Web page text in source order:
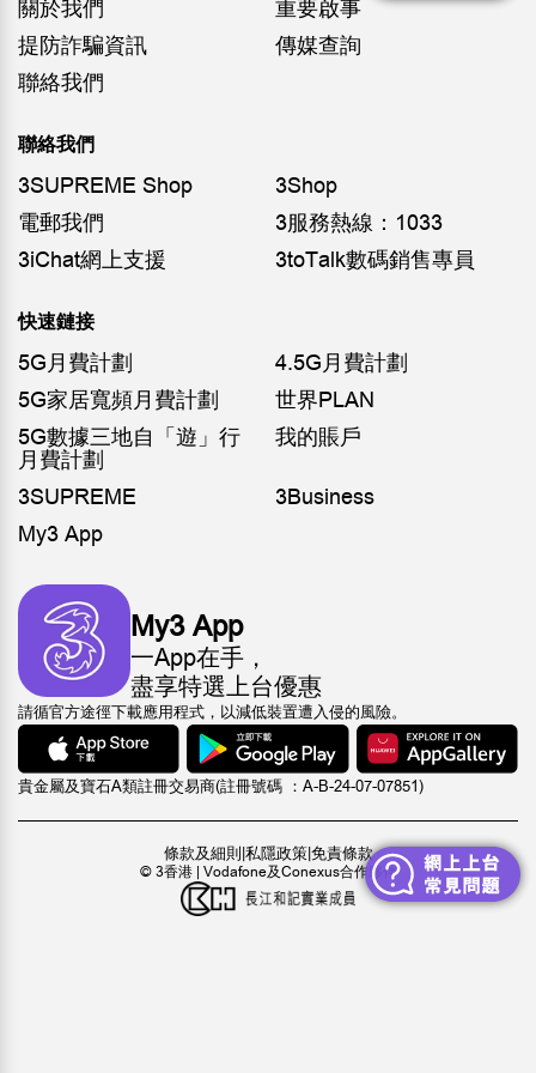
關於我們
重要啟事
提防詐騙資訊
傳媒查詢
聯絡我們
聯絡我們
3SUPREME Shop
3Shop
電郵我們
3服務熱線：1033
3iChat網上支援
3toTalk數碼銷售專員
快速鏈接
5G月費計劃
4.5G月費計劃
5G家居寬頻月費計劃
世界PLAN
5G數據三地自「遊」行
月費計劃
我的賬戶
3SUPREME
3Business
My3 App
My3 App
一App在手，
盡享特選上台優惠
請循官方途徑下載應用程式，以減低裝置遭入侵的風險。
貴金屬及寶石A類註冊交易商(註冊號碼 ：A-B-24-07-07851)
條款及細則 私隱政策| 免責條款
© 3香港 | Vodafone及Conexus合作夥伴